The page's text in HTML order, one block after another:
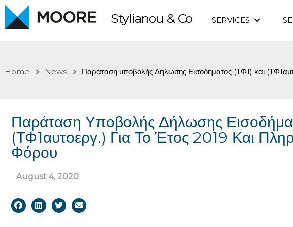
Skip
content
Stylianou & Co SERVICES
Home News Παράταση υποβολής Δήλωσης Εισοδήματος (ΤΦ1) και
Παράταση Υποβολής Δήλωσης
(ΤΦ1αυτοεργ.) Για Το Έτος 2019 Και
Φόρου
August 4, 2020